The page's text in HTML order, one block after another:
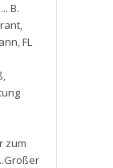
B.
,
,FL
,
zum